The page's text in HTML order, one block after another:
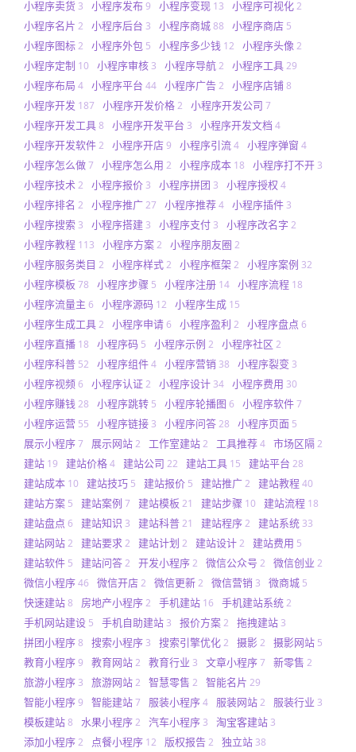
小程序卖货 3 小程序发布9 小程序变现 13 小程序可视化2
小程序名片 2 小程序后台 3 小程序商城88 小程序商店 5
小程序图标2 小程序外包 5 小程序多少钱 12 小程序头像 2
小程序定制 10 小程序审核 3 小程序导航2 小程序工具29
小程序布局 4 小程序平台 44 小程序广告2 小程序店铺8
小程序开发 187 小程序开发价格2 小程序开发公司 7
小程序开发工具8 小程序开发平台 3 小程序开发文档 4
小程序开发软件2 小程序开店9 小程序引流4 小程序弹窗 4
小程序怎么做7 小程序怎么用 2 小程序成本 18 小程序打不开 3
小程序技术 2 小程序报价 3 小程序拼团 3 小程序授权 4
小程序排名 2 小程序推广27 小程序推荐4 小程序插件 3
小程序搜索 3 小程序搭建 3 小程序支付 3 小程序改名字 2
小程序教程 113 小程序方案2 小程序朋友圈 2
小程序服务类目 2 小程序样式2 小程序框架 2 小程序案例 32
小程序模板 78 小程序步骤 5 小程序注册 14 小程序流程 18
小程序流量主 6 小程序源码 12 小程序生成 15
小程序生成工具2 小程序申请6 小程序盈利 2 小程序盘点 6
小程序直播 18 小程序码 5 小程序示例 2 小程序社区 2
小程序科普 52 小程序组件4 小程序营销 38 小程序裂变 3
小程序视频6 小程序认证2 小程序设计 34 小程序费用 30
小程序赚钱28 小程序跳转 5 小程序轮播图 6 小程序软件7
小程序运营 55 小程序链接 3 小程序问答28 小程序页面 5
展示小程序7 展示网站2 工作室建站2 工具推荐4 市场区隔2
建站 19 建站价格4 建站公司 22 建站工具 15 建站平台 28
建站成本 10 建站技巧 5 建站报价 5 建站推广2 建站教程40
建站方案 5 建站案例 7 建站模板 21 建站步骤 10 建站流程 18
建站盘点 6 建站知识 3 建站科普21 建站程序2 建站系统 33
建站网站2 建站要求2 建站计划 2 建站设计2 建站费用 5
建站软件 5 建站问答2 开发小程序2 微信公众号 2 微信创业 2
微信小程序46 微信开店2 微信更新2 微信营销 3 微商城 5
快速建站8 房地产小程序2 手机建站 16 手机建站系统2
手机网站建设 5 手机自助建站 3 报价方案2 拖拽建站 3
拼团小程序8 搜索小程序 3 搜索引擎优化2 摄影2 摄影网站 5
教育小程序9 教育网站2 教育行业 3 文章小程序7 新零售 2
旅游小程序 3 旅游网站2 智慧零售 2 智能名片 29
智能小程序9 智能建站7 服装小程序4 服装网站2 服装行业 3
模板建站8 水果小程序2 汽车小程序 3 淘宝客建站 3
添加小程序2 点餐小程序 12 版权报告2 独立站 38